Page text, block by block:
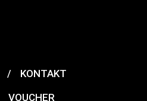
/
KONTAKT
VOUCHER